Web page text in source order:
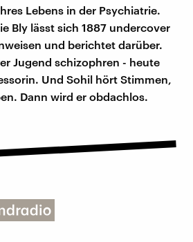
Lebens in der Psychiatrie.
Bly lässt sich 1887 undercover
und berichtet darüber.
Jugend schizophren - heute
Und Sohil hört Stimmen,
Dann wird er obdachlos.